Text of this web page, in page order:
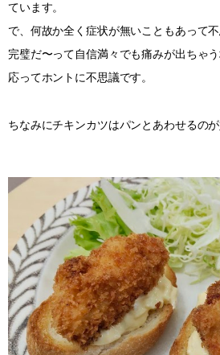
ています。
で、何故か全く症状が無いこともあって不
完璧だ〜って自信満々でも痛みが出ちゃ
応ってホントに不思議です。
ちなみにチキンカツはパンとあわせるのが